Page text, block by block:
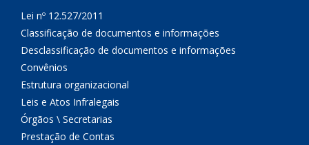
Lei nº 12.527/2011
Classificação de documentos e informações
Desclassificação de documentos e informações
Convênios
Estrutura organizacional
Leis e Atos Infralegais
Órgãos \ Secretarias
Prestação de Contas